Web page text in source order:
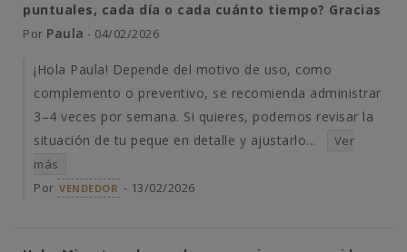
puntuales, cada día o cada cuánto tiempo? Gracias
Por Paula - 04/02/2026
¡Hola Paula! Depende del motivo de uso, como
complemento o preventivo, se recomienda administrar
3–4 veces por semana. Si quieres, podemos revisar la
situación de tu peque en detalle y ajustarlo...
Ver
más
Por VENDEDOR - 13/02/2026